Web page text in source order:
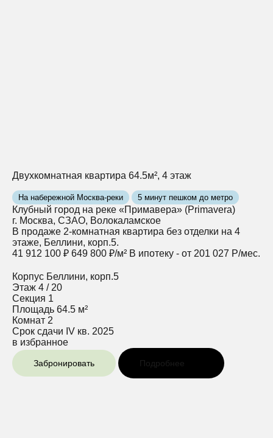
Двухкомнатная квартира 64.5м², 4 этаж
На набережной Москва-реки 5 минут пешком до метро
Клубный город на реке «Примавера» (Primavera)
г. Москва, СЗАО, Волокаламское
В продаже 2-комнатная квартира без отделки на 4
этаже, Беллини, корп.5.
41 912 100 ₽ 649 800 ₽/м² В ипотеку - от 201 027 Р/мес.
Корпус Беллини, корп.5
Этаж 4 / 20
Секция 1
Площадь 64.5 м²
Комнат 2
Срок сдачи IV кв. 2025
в избранное
Забронировать Подробнее